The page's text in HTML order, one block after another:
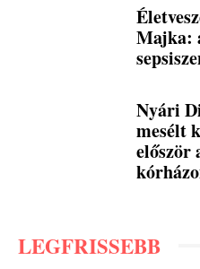
Majka:
Nyári
mesélt
először
LEGFRISSEBB